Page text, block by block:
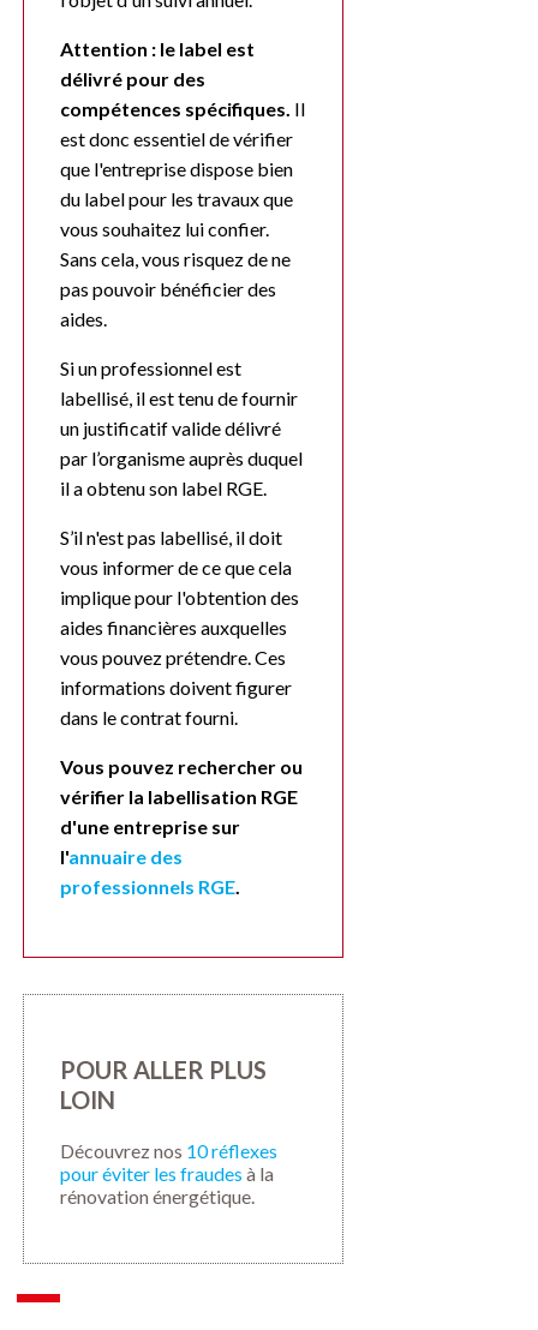
Attention : le label est
délivré pour des
compétences spécifiques. Il
est donc essentiel de vérifier
que l'entreprise dispose bien
du label pour les travaux que
vous souhaitez lui confier.
Sans cela, vous risquez de ne
pas pouvoir bénéficier des
aides.
Si un professionnel est
labellisé, il est tenu de fournir
un justificatif valide délivré
par l’organisme auprès duquel
il a obtenu son label RGE.
S’il n'est pas labellisé, il doit
vous informer de ce que cela
implique pour l'obtention des
aides financières auxquelles
vous pouvez prétendre. Ces
informations doivent figurer
dans le contrat fourni.
Vous pouvez rechercher ou
vérifier la labellisation RGE
d'une entreprise sur
l'annuaire des
professionnels RGE.
POUR ALLER PLUS
LOIN
Découvrez nos 10 réflexes
pour éviter les fraudes à la
rénovation énergétique.